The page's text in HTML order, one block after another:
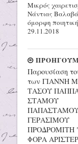
Μικρός
Νάντιας
όμορφη
29.11.2018
Παρουσίαση
των ΓΙΑΝΝΗ
ΤΑΣΟΥ ΠΑΠΠΑ
ΣΤΑΜΟΥ
ΓΕΡΑΣΙΜΟΥ
ΠΡΟΔΡΟΜΙΤΗ
ΦΟΡΑ